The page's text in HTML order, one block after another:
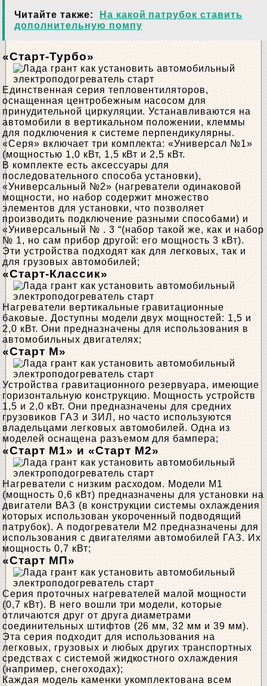
Читайте также:
На какой патрубок ставить
дополнительную помпу
«Старт-Турбо»
Единственная серия тепловентиляторов,
оснащенная центробежным насосом для
принудительной циркуляции. Устанавливаются на
автомобили в вертикальном положении, клеммы
для подключения к системе перпендикулярны.
«Серя» включает три комплекта: «Универсал №1»
(мощностью 1,0 кВт, 1,5 кВт и 2,5 кВт.
В комплекте есть аксессуары для
последовательного способа установки),
«Универсальный №2» (нагреватели одинаковой
мощности, но набор содержит множество
элементов для установки, что позволяет
производить подключение разными способами) и
«Универсальный № . 3 “(набор такой же, как и набор
№ 1, но сам прибор другой: его мощность 3 кВт).
Эти устройства подходят как для легковых, так и
для грузовых автомобилей;
«Старт-Классик»
Нагреватели вертикальные гравитационные
баковые. Доступны модели двух мощностей: 1,5 и
2,0 кВт. Они предназначены для использования в
автомобильных двигателях;
«Старт М»
Устройства гравитационного резервуара, имеющие
горизонтальную конструкцию. Мощность устройств
1,5 и 2,0 кВт. Они предназначены для средних
грузовиков ГАЗ и ЗИЛ, но часто используются
владельцами легковых автомобилей. Одна из
моделей оснащена разъемом для бампера;
«Старт М1» и «Старт М2»
Нагреватели с низким расходом. Модели М1
(мощность 0,6 кВт) предназначены для установки на
двигатели ВАЗ (в конструкции системы охлаждения
которых использован укороченный подводящий
патрубок). А подогреватели М2 предназначены для
использования с двигателями автомобилей ГАЗ. Их
мощность 0,7 кВт;
«Старт МП»
Серия проточных нагревателей малой мощности
(0,7 кВт). В него вошли три модели, которые
отличаются друг от друга диаметрами
соединительных штифтов (26 мм, 32 мм и 39 мм).
Эта серия подходит для использования на
легковых, грузовых и любых других транспортных
средствах с системой жидкостного охлаждения
(например, снегоходах);
Каждая модель каменки укомплектована всем